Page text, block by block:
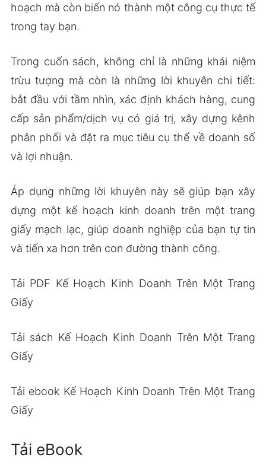
hoạch mà còn biến nó thành một công cụ thực tế
trong tay bạn.
Trong cuốn sách, không chỉ là những khái niệm
trừu tượng mà còn là những lời khuyên chi tiết:
bắt đầu với tầm nhìn, xác định khách hàng, cung
cấp sản phẩm/dịch vụ có giá trị, xây dựng kênh
phân phối và đặt ra mục tiêu cụ thể về doanh số
và lợi nhuận.
Áp dụng những lời khuyên này sẽ giúp bạn xây
dựng một kế hoạch kinh doanh trên một trang
giấy mạch lạc, giúp doanh nghiệp của bạn tự tin
và tiến xa hơn trên con đường thành công.
Tải PDF Kế Hoạch Kinh Doanh Trên Một Trang
Giấy
Tải sách Kế Hoạch Kinh Doanh Trên Một Trang
Giấy
Tải ebook Kế Hoạch Kinh Doanh Trên Một Trang
Giấy
Tải eBook